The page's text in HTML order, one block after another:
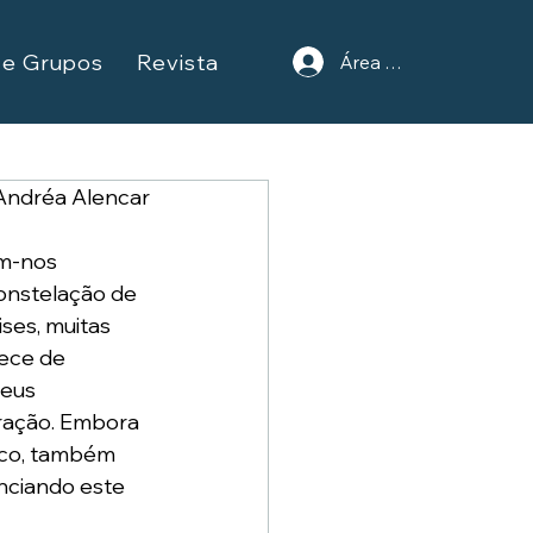
Alencar
nos
de
muitas
de
Embora
também
este
Área do Aluno
Grupos Revista